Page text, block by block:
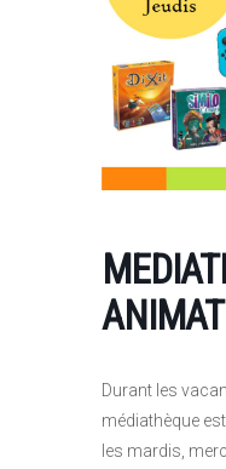
Durant les
médiathèque
les mardis,